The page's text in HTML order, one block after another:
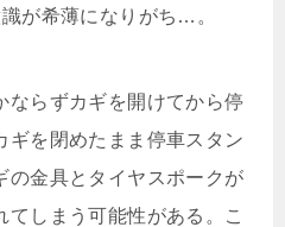
が希薄になりがち…。
ならずカギを開けてから停
ギを閉めたまま停車スタン
の金具とタイヤスポークが
しまう可能性がある。こ